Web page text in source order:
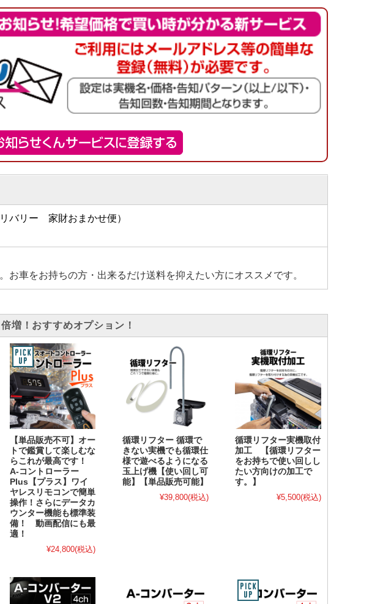
バリー 家財おまかせ便）
お車をお持ちの方・出来るだけ送料を抑えたい方にオススメです。
増！おすすめオプション！
【単品販売不可】オー
トで鑑賞して楽しむな
らこれが最高です！
A-コントローラー
Plus【プラス】ワイ
ヤレスリモコンで簡単
操作！さらにデータカ
ウンター機能も標準装
備！ 動画配信にも最
適！
¥24,800(税込)
循環リフター 循環で
きない実機でも循環仕
様で遊べるようになる
玉上げ機【使い回し可
能】【単品販売可能】
¥39,800(税込)
循環リフター実機取付
加工 【循環リフター
をお持ちで使い回しし
たい方向けの加工で
す。】
¥5,500(税込)